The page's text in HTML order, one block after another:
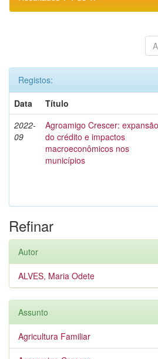
Registos:
Data
Título
2022-
09
Agroamigo Crescer: expansão
do crédito e impactos
macroeconômicos nos
municípios
Refinar
Autor
ALVES, Maria Odete
Assunto
Agricultura Familiar